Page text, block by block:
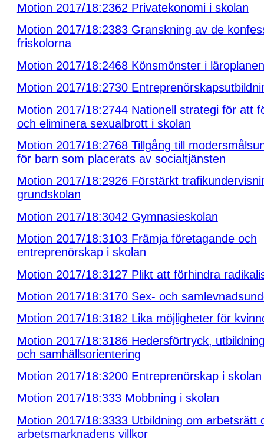
Motion 2017/18:2362 Privatekonomi i skolan
Motion 2017/18:2383 Granskning av de
friskolorna
Motion 2017/18:2468 Könsmönster i läroplanen
Motion 2017/18:2730
Motion 2017/18:2744 Nationell strategi för att
och eliminera sexualbrott i skolan
Motion 2017/18:2768 Tillgång till
för barn som placerats av socialtjänsten
Motion 2017/18:2926 Förstärkt
grundskolan
Motion 2017/18:3042 Gymnasieskolan
Motion 2017/18:3103 Främja företagande och
entreprenörskap i skolan
Motion 2017/18:3127 Plikt att förhindra
Motion 2017/18:3170 Sex- och
Motion 2017/18:3182 Lika möjligheter för
Motion 2017/18:3186 Hedersförtryck,
och samhällsorientering
Motion 2017/18:3200 Entreprenörskap i skolan
Motion 2017/18:333 Mobbning i skolan
Motion 2017/18:3333 Utbildning om arbetsrätt
arbetsmarknadens villkor